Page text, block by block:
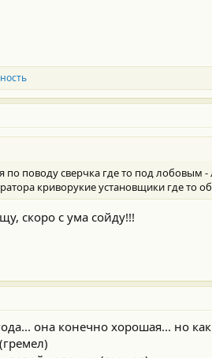
по поводу сверчка где то под
криворукие установщики где то
скоро с ума сойду!!!
она конечно хорошая... но